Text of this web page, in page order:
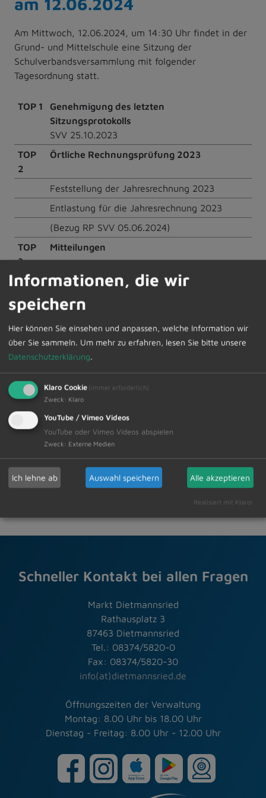
Am Mittwoch, 12.06.2024, um 14:30 Uhr findet in der
Grund- und Mittelschule eine Sitzung der
Schulverbandsversammlung mit folgender
Tagesordnung statt.
TOP 1
Genehmigung des letzten
Sitzungsprotokolls
SVV 25.10.2023
TOP
2
Örtliche Rechnungsprüfung 2023
Feststellung der Jahresrechnung 2023
Entlastung für die Jahresrechnung 2023
(Bezug RP SVV 05.06.2024)
TOP
3
Mitteilungen
TOP
Wünsche und Anträge
Die interessierte Bevölkerung ist hierzu herzlich
eingeladen. Anschließend findet eine nichtöffentliche
Zur Übersicht
07.06.2024
Amtliche Bekanntmachungen Veranstaltungstermine
Schneller Kontakt bei allen Fragen
Markt Dietmannsried
Rathausplatz 3
87463 Dietmannsried
Tel.: 08374/5820-0
Fax: 08374/5820-30
info(at)dietmannsried.de
Öffnungszeiten der Verwaltung
Montag: 8.00 Uhr bis 18.00 Uhr
Dienstag - Freitag: 8.00 Uhr - 12.00 Uhr
Informationen, die wir
speichern
Hier können Sie einsehen und anpassen, welche Information wir
über Sie sammeln. Um mehr zu erfahren, lesen Sie bitte unsere
Datenschutzerklärung.
Klaro Cookie (immer erforderlich)
Zweck : Klaro
YouTube / Vimeo Videos
YouTube oder Vimeo Videos abspielen
Zweck : Externe Medien
Ich lehne ab Auswahl speichern Alle akzeptieren
Realisiert mit Klaro!